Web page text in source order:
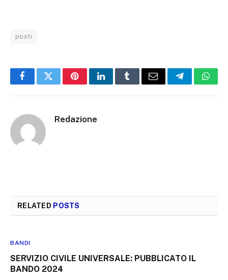
posti
FacebookTwitterPinterestLinkedInTumblrEmail Telegram
Redazione
RELATED POSTS
BANDI
SERVIZIO CIVILE UNIVERSALE: PUBBLICATO IL
BANDO 2024